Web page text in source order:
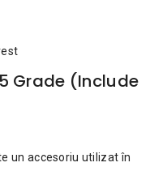
Grade (include
un accesoriu utilizat în